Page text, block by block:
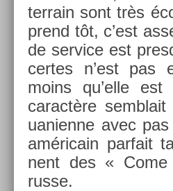
ter­rain sont très
prend tôt, c’est
de ser­vice est
cer­tes n’est pas
moins qu’elle
caractère
uanien­ne avec
américain par­fait
nent des «
russe.